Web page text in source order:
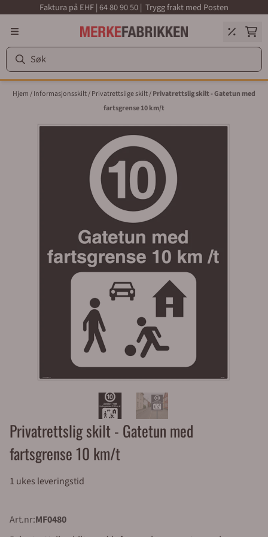
Hopp til innholdFaktura på EHF | 64 80 90 50 | Trygg frakt med Posten
Hjem/Informasjonsskilt/Privatrettslige skilt/Privatrettslig skilt - Gatetun med
fartsgrense 10 km/t
Privatrettslig skilt - Gatetun med
fartsgrense 10 km/t
1 ukes leveringstid
Art.nr:MF0480